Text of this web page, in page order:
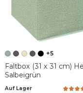
+5
Faltbox (31 x 31 cm)
Salbeigrün
Auf Lager